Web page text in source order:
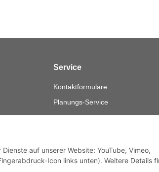
Service
Kontaktformulare
Planungs-Service
Montage-Service
Retouren-Service
auf unserer Website: YouTube, Vimeo,
Icon links unten). Weitere Details